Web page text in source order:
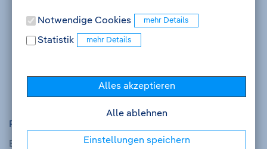
Notwendige Cookies
Statistik
Alles akzeptieren
Alle ablehnen
Einstellungen speichern
Ihre E-Mail-Korrespondenz einzusehen
Termine zu Bewerbungsgesprächen und Events zu
verwalten
im Fall einer Talentpool-Aufnahme Ihr Talentprofil
Pflichtfelder sind mit einem (*) markiert.
Benutzername